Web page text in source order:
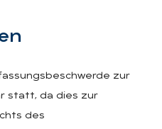
zur
statt, da dies zur
des